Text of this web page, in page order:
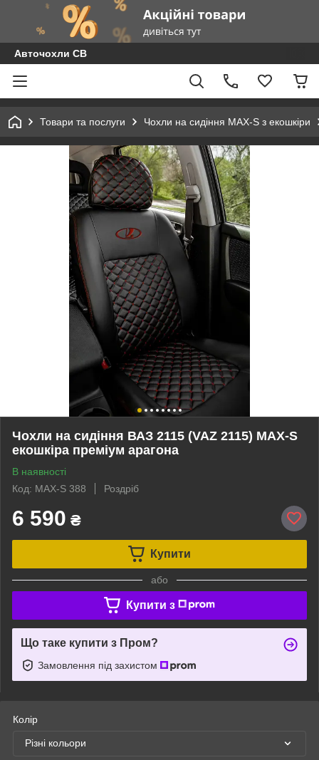
Авточохли СВ
Товари та послуги Чохли на сидіння MAX-S з екошкіри
Чохли на сидіння ВАЗ 2115 (VAZ 2115) MAX-S
екошкіра преміум арагона
В наявності
Код: MAX-S 388
Роздріб
6 590 ₴
Купити
або
Купити з
Що таке купити з Пром?
Замовлення під захистом
Колір
Різні кольори